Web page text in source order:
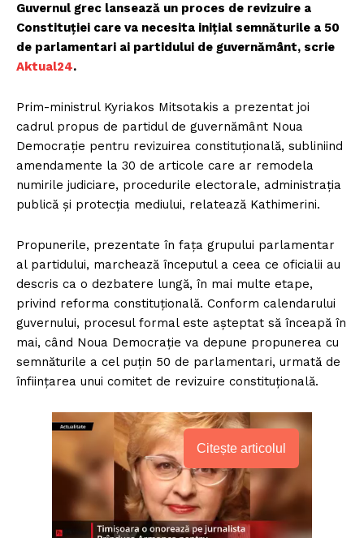
Guvernul grec lansează un proces de revizuire a
Constituției care va necesita inițial semnăturile a 50
de parlamentari ai partidului de guvernământ, scrie
Aktual24.
Prim-ministrul Kyriakos Mitsotakis a prezentat joi
cadrul propus de partidul de guvernământ Noua
Democrație pentru revizuirea constituțională, subliniind
amendamente la 30 de articole care ar remodela
numirile judiciare, procedurile electorale, administrația
publică și protecția mediului, relatează Kathimerini.
Propunerile, prezentate în fața grupului parlamentar
al partidului, marchează începutul a ceea ce oficialii au
descris ca o dezbatere lungă, în mai multe etape,
privind reforma constituțională. Conform calendarului
guvernului, procesul formal este așteptat să înceapă în
mai, când Noua Democrație va depune propunerea cu
semnăturile a cel puțin 50 de parlamentari, urmată de
înființarea unui comitet de revizuire constituțională.
Citește articolul